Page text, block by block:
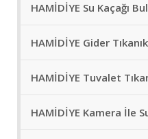
HAMİDİYE Su Kaçağı
HAMİDİYE Gider
HAMİDİYE Tuvalet
HAMİDİYE Kamera İle